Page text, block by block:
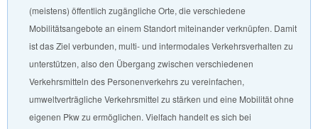
(meistens) öffentlich zugängliche Orte, die verschiedene
Mobilitätsangebote an einem Standort miteinander verknüpfen. Damit
ist das Ziel verbunden, multi- und intermodales Verkehrsverhalten zu
unterstützen, also den Übergang zwischen verschiedenen
Verkehrsmitteln des Personenverkehrs zu vereinfachen,
umweltverträgliche Verkehrsmittel zu stärken und eine Mobilität ohne
eigenen Pkw zu ermöglichen. Vielfach handelt es sich bei